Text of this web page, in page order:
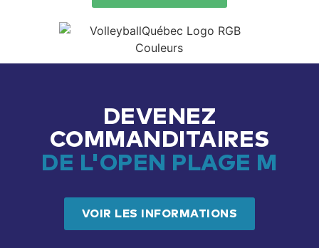
DEVENEZ
COMMANDITAIRES
DE L'OPEN PLAGE M
VOIR LES INFORMATIONS